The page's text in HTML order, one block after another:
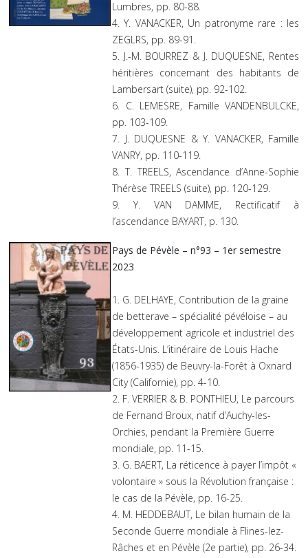
Lumbres, pp. 80-88.
4. Y. VANACKER, Un patronyme rare : les
ZEGLRS, pp. 89-91.
5. J.-M. BOURREZ & J. DUQUESNE, Rentes
héritières concernant des habitants de
Lambersart (suite), pp. 92-102.
6. C. LEMESRE, Famille VANDENBULCKE,
pp. 103-109.
7. J. DUQUESNE & Y. VANACKER, Famille
VANRY, pp. 110-119.
8. T. TREELS, Ascendance d’Anne-Sophie
Thérèse TREELS (suite), pp. 120-129.
9. Y. VAN DAMME, Rectificatif à
l’ascendance BAYART, p. 130.
Pays de Pévèle – n°93 – 1er semestre
2023
1. G. DELHAYE, Contribution de la graine
de betterave – spécialité pévéloise – au
développement agricole et industriel des
États-Unis. L’itinéraire de Louis Hache
(1856-1935) de Beuvry-la-Forêt à Oxnard
City (Californie), pp. 4-10.
2. F. VERRIER & B. PONTHIEU, Le parcours
de Fernand Broux, natif d’Auchy-les-
Orchies, pendant la Première Guerre
mondiale, pp. 11-15.
3. G. BAERT, La réticence à payer l’impôt «
volontaire » sous la Révolution française :
le cas de la Pévèle, pp. 16-25.
4. M. HEDDEBAUT, Le bilan humain de la
Seconde Guerre mondiale à Flines-lez-
Râches et en Pévèle (2e partie), pp. 26-34.